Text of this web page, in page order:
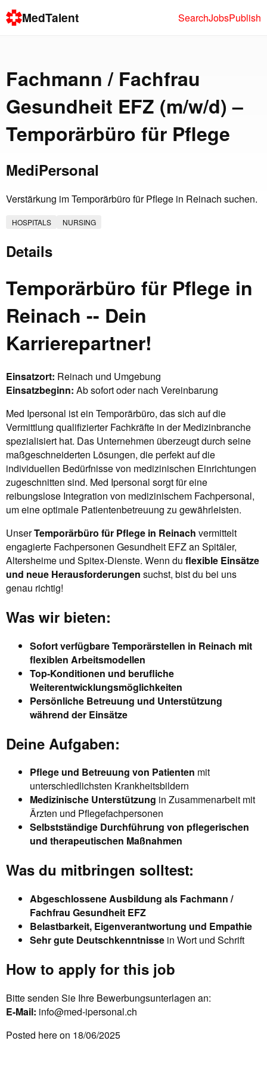
MedTalent SearchJobsPublish
Fachmann / Fachfrau
Gesundheit EFZ (m/w/d) –
Temporärbüro für Pflege
MediPersonal
Verstärkung im Temporärbüro für Pflege in Reinach suchen.
HOSPITALS NURSING
Details
Temporärbüro für Pflege in
Reinach -- Dein
Karrierepartner!
Einsatzort: Reinach und Umgebung
Einsatzbeginn: Ab sofort oder nach Vereinbarung
Med Ipersonal ist ein Temporärbüro, das sich auf die
Vermittlung qualifizierter Fachkräfte in der Medizinbranche
spezialisiert hat. Das Unternehmen überzeugt durch seine
maßgeschneiderten Lösungen, die perfekt auf die
individuellen Bedürfnisse von medizinischen Einrichtungen
zugeschnitten sind. Med Ipersonal sorgt für eine
reibungslose Integration von medizinischem Fachpersonal,
um eine optimale Patientenbetreuung zu gewährleisten.
UnserTemporärbüro für Pflege in Reinach vermittelt
engagierte Fachpersonen Gesundheit EFZ an Spitäler,
Altersheime und Spitex-Dienste. Wenn du flexible Einsätze
und neue Herausforderungen suchst, bist du bei uns
genau richtig!
Was wir bieten:
Sofort verfügbare Temporärstellen in Reinach mit
flexiblen Arbeitsmodellen
Top-Konditionen und berufliche
Weiterentwicklungsmöglichkeiten
Persönliche Betreuung und Unterstützung
während der Einsätze
Deine Aufgaben:
Pflege und Betreuung von Patienten mit
unterschiedlichsten Krankheitsbildern
Medizinische Unterstützung in Zusammenarbeit mit
Ärzten und Pflegefachpersonen
Selbstständige Durchführung von pflegerischen
und therapeutischen Maßnahmen
Was du mitbringen solltest:
Abgeschlossene Ausbildung als Fachmann /
Fachfrau Gesundheit EFZ
Belastbarkeit, Eigenverantwortung und Empathie
Sehr gute Deutschkenntnisse in Wort und Schrift
How to apply for this job
Bitte senden Sie Ihre Bewerbungsunterlagen an:
E-Mail: info@med-ipersonal.ch
Posted here on 18/06/2025